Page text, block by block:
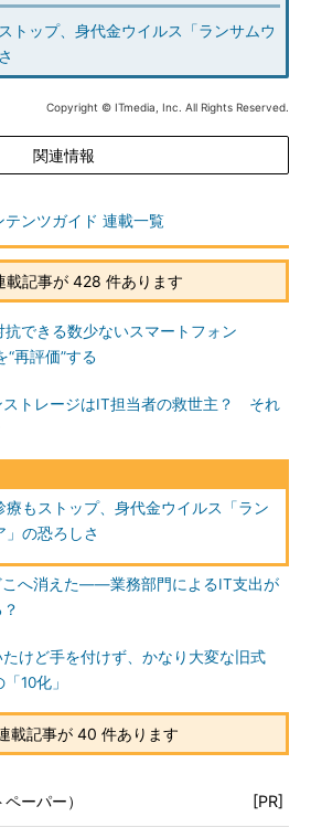
トップ、身代金ウイルス「ランサムウ
Copyright © ITmedia, Inc. All Rights Reserved.
関連情報
ンツガイド 連載一覧
載記事が 428 件あります
抗できる数少ないスマートフォン
再評価”する
ストレージはIT担当者の救世主？ それ
療もストップ、身代金ウイルス「ラン
」の恐ろしさ
こへ消えた――業務部門によるIT支出が
けど手を付けず、かなり大変な旧式
10化」
載記事が 40 件あります
ーパー） [PR]